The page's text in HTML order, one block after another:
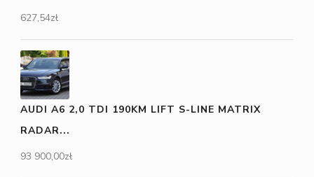
627,54zł
AUDI A6 2,0 TDI 190KM LIFT S-LINE MATRIX
RADAR...
93 900,00zł